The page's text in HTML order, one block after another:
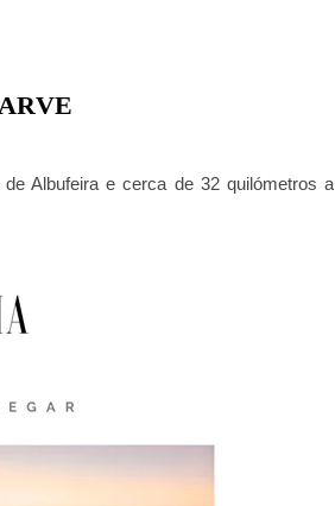
Albufeira e cerca de 32 quilómetros a